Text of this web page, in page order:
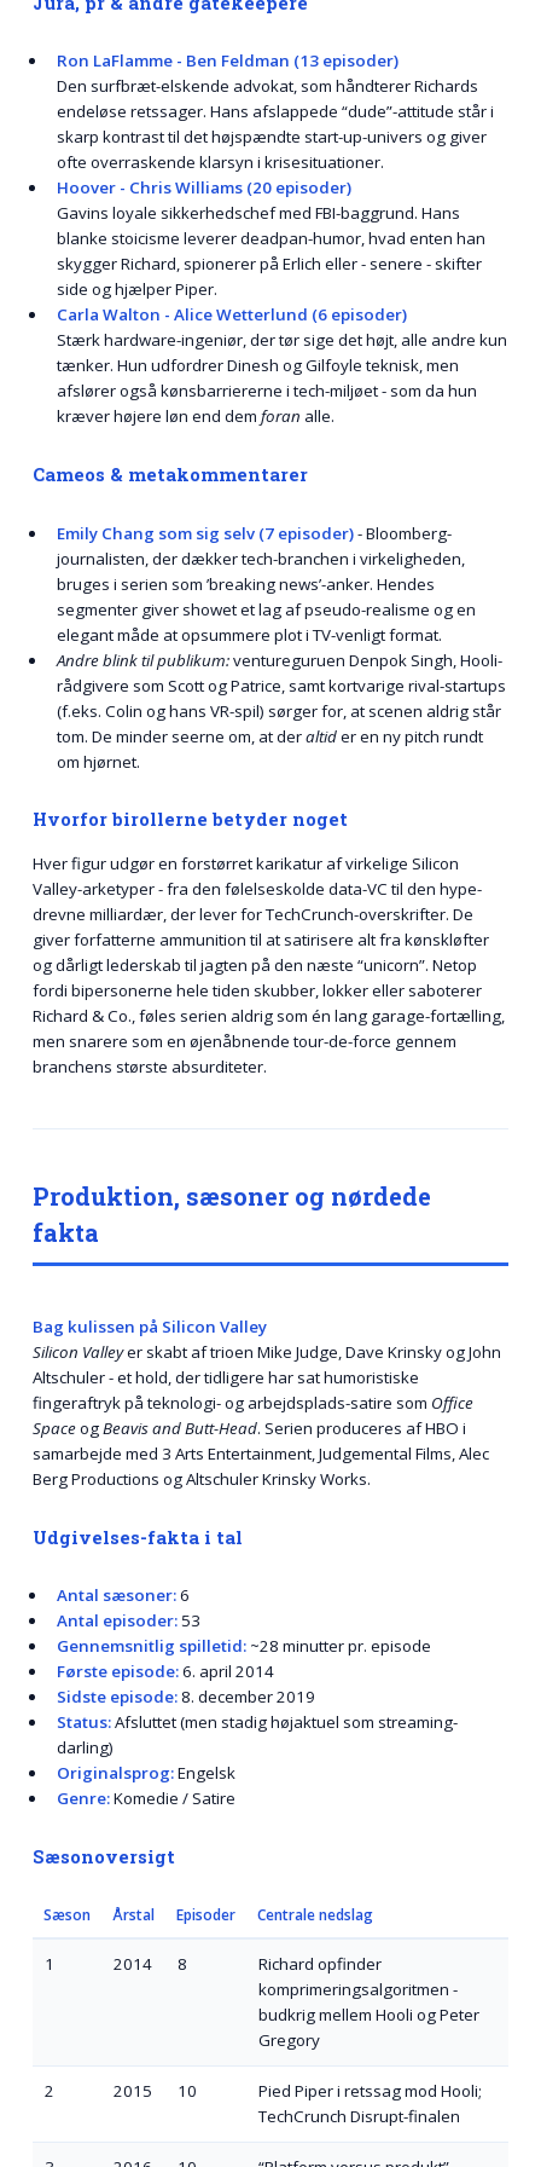
Ron LaFlamme - Ben Feldman (13 episoder)
Den surfbræt-elskende advokat, som håndterer Richards
endeløse retssager. Hans afslappede “dude”-attitude står i
skarp kontrast til det højspændte start-up-univers og giver
ofte overraskende klarsyn i krisesituationer.
Hoover - Chris Williams (20 episoder)
Gavins loyale sikkerhedschef med FBI-baggrund. Hans
blanke stoicisme leverer deadpan-humor, hvad enten han
skygger Richard, spionerer på Erlich eller - senere - skifter
side og hjælper Piper.
Carla Walton - Alice Wetterlund (6 episoder)
Stærk hardware-ingeniør, der tør sige det højt, alle andre kun
tænker. Hun udfordrer Dinesh og Gilfoyle teknisk, men
afslører også kønsbarriererne i tech-miljøet - som da hun
kræver højere løn end dem foran alle.
Cameos & metakommentarer
Emily Chang som sig selv (7 episoder)- Bloomberg-
journalisten, der dækker tech-branchen i virkeligheden,
bruges i serien som ’breaking news’-anker. Hendes
segmenter giver showet et lag af pseudo-realisme og en
elegant måde at opsummere plot i TV-venligt format.
Andre blink til publikum:ventureguruen Denpok Singh, Hooli-
rådgivere som Scott og Patrice, samt kortvarige rival-startups
(f.eks. Colin og hans VR-spil) sørger for, at scenen aldrig står
tom. De minder seerne om, at deraltider en ny pitch rundt
om hjørnet.
Hvorfor birollerne betyder noget
Hver figur udgør en forstørret karikatur af virkelige Silicon
Valley-arketyper - fra den følelseskolde data-VC til den hype-
drevne milliardær, der lever for TechCrunch-overskrifter. De
giver forfatterne ammunition til at satirisere alt fra kønskløfter
og dårligt lederskab til jagten på den næste “unicorn”. Netop
fordi bipersonerne hele tiden skubber, lokker eller saboterer
Richard & Co., føles serien aldrig som én lang garage-fortælling,
men snarere som en øjenåbnende tour-de-force gennem
branchens største absurditeter.
Produktion, sæsoner og nørdede
fakta
Bag kulissen på Silicon Valley
Silicon Valleyer skabt af trioen Mike Judge, Dave Krinsky og John
Altschuler - et hold, der tidligere har sat humoristiske
fingeraftryk på teknologi- og arbejdsplads-satire som Office
SpaceogBeavis and Butt-Head. Serien produceres af HBO i
samarbejde med 3 Arts Entertainment, Judgemental Films, Alec
Berg Productions og Altschuler Krinsky Works.
Udgivelses-fakta i tal
Antal sæsoner:6
Antal episoder:53
Gennemsnitlig spilletid:~28 minutter pr. episode
Første episode:6. april 2014
Sidste episode:8. december 2019
Status:Afsluttet (men stadig højaktuel som streaming-
darling)
Originalsprog:Engelsk
Genre:Komedie / Satire
Sæsonoversigt
Sæson Årstal Episoder Centrale nedslag
1 2014 8
Richard opfinder
komprimerings­algoritmen -
budkrig mellem Hooli og Peter
Gregory
2 2015 10
Pied Piper i retssag mod Hooli;
TechCrunch Disrupt-finalen